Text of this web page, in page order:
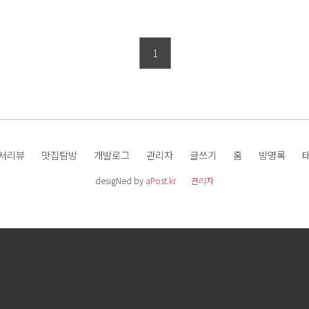
1
리뷰 맛집탐방 개발로그 관리자 글쓰기 홈 방명록
desigNed by aPost.kr 관리자